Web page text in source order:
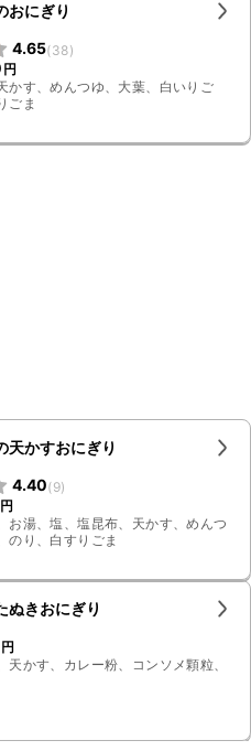
おにぎり
4.65(38)
円
かす、めんつゆ、大葉、白いりご
ごま
天かすおにぎり
4.40(9)
円
お湯、塩、塩昆布、天かす、めんつ
のり、白すりごま
ぬきおにぎり
円
天かす、カレー粉、コンソメ顆粒、